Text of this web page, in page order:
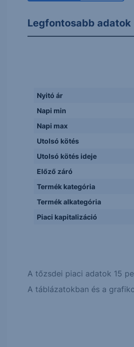
Legfontosabb adatok
Nyitó ár
Napi min
Napi max
Utolsó kötés
Utolsó kötés ideje
Előző záró
Termék kategória
Termék alkategória
Piaci kapitalizáció
A tőzsdei piaci adatok 15
A táblázatokban és a